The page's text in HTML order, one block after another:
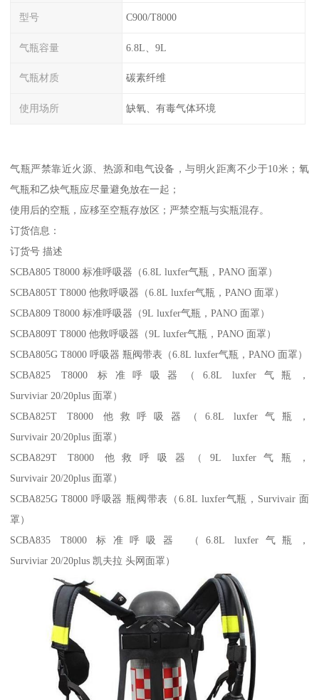
型号 C900/T8000
气瓶容量 6.8L、9L
气瓶材质 碳素纤维
使用场所 缺氧、有毒气体环境
气瓶严禁靠近火源、热源和电气设备，与明火距离不少于10米；氧
气瓶和乙炔气瓶应尽量避免放在一起；
使用后的空瓶，应移至空瓶存放区；严禁空瓶与实瓶混存。
订货信息：
订货号 描述
SCBA805 T8000 标准呼吸器（6.8L luxfer气瓶，PANO 面罩）
SCBA805T T8000 他救呼吸器（6.8L luxfer气瓶，PANO 面罩）
SCBA809 T8000 标准呼吸器（9L luxfer气瓶，PANO 面罩）
SCBA809T T8000 他救呼吸器（9L luxfer气瓶，PANO 面罩）
SCBA805G T8000 呼吸器 瓶阀带表（6.8L luxfer气瓶，PANO 面罩）
SCBA825 T8000 标准呼吸器（6.8L luxfer气瓶，
Surviviar 20/20plus 面罩）
SCBA825T T8000 他救呼吸器（6.8L luxfer气瓶，
Survivair 20/20plus 面罩）
SCBA829T T8000 他救呼吸器（9L luxfer气瓶，
Survivair 20/20plus 面罩）
SCBA825G T8000 呼吸器 瓶阀带表（6.8L luxfer气瓶，Survivair 面
罩）
SCBA835 T8000 标准呼吸器 （6.8L luxfer气瓶，
Surviviar 20/20plus 凯夫拉 头网面罩）